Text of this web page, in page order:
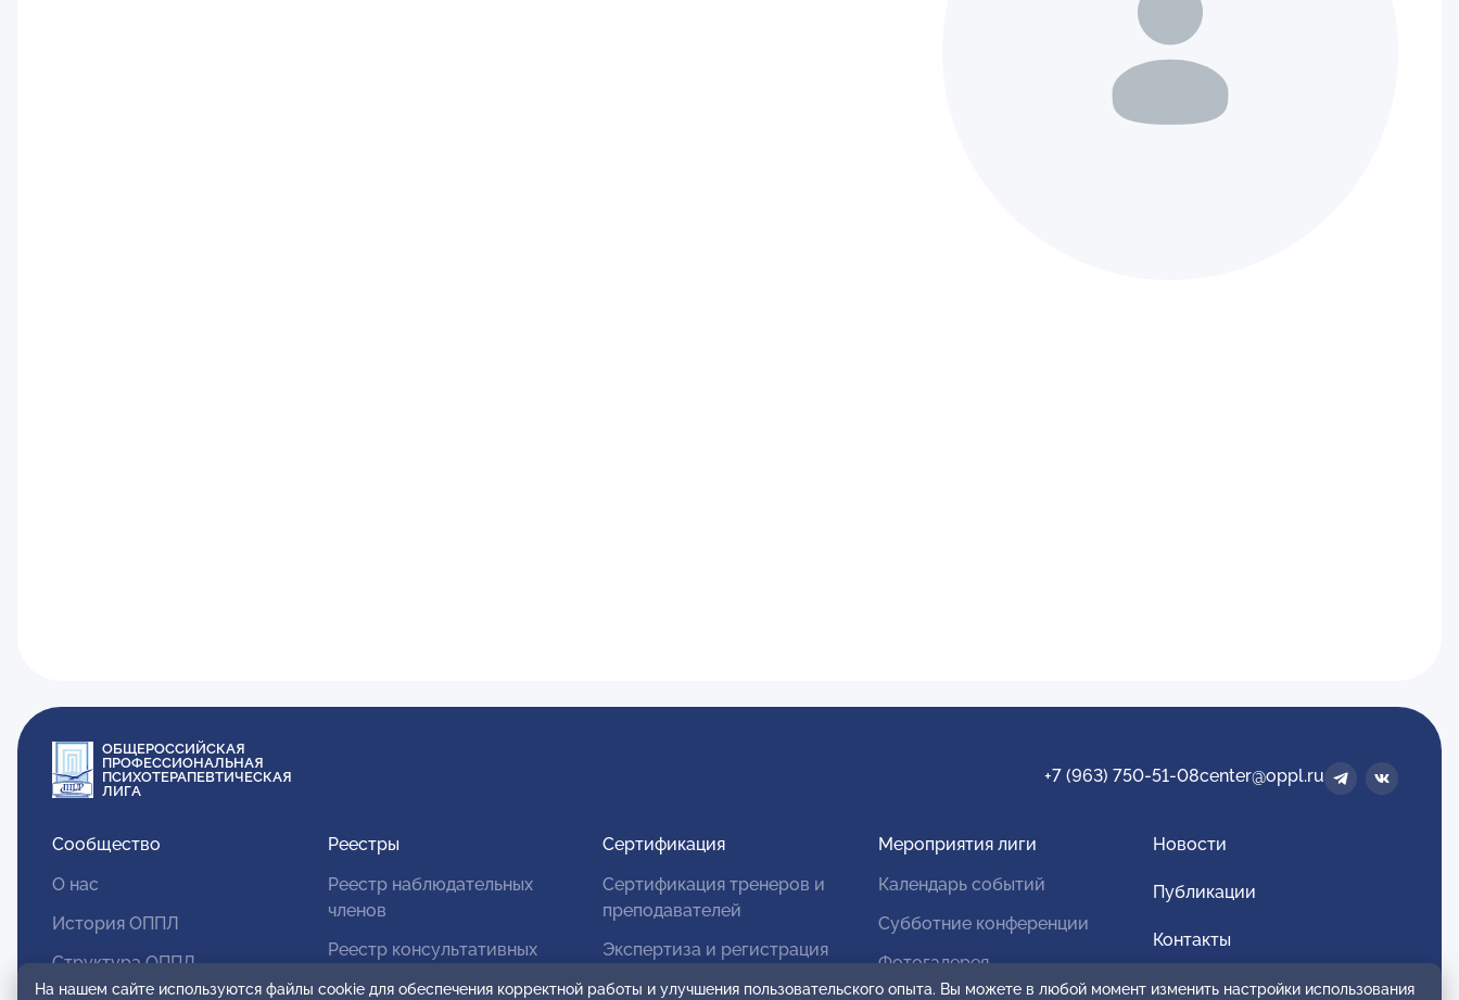
ОБЩЕРОССИЙСКАЯ
ПРОФЕССИОНАЛЬНАЯ
ПСИХОТЕРАПЕВТИЧЕСКАЯ
ЛИГА
+7 (963) 750-51-08center@oppl.ru
Сообщество
О нас
История ОППЛ
Структура ОППЛ
Реестры
Реестр наблюдательных
членов
Реестр консультативных
Сертификация
Сертификация тренеров и
преподавателей
Экспертиза и регистрация
Мероприятия лиги
Календарь событий
Субботние конференции
Фотогалерея
Новости
Публикации
Контакты
Для спонсоров и партнеров
На нашем сайте используются файлы cookie для обеспечения корректной работы и улучшения пользовательского опыта. Вы можете в любой момент изменить настройки использования